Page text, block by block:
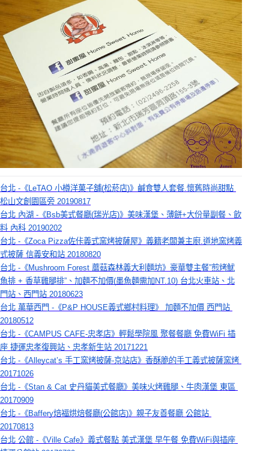
台北 -《LeTAO 小樽洋菓子舖(松菸店)》鹹食雙人套餐.懷舊時尚甜點
松山文創園區旁 20190817
台北 內湖 -《Bsb美式餐廳(瑞光店)》美味漢堡、薄餅+大份量副餐、飲
料 內科 20190202
台北 -《Zoca Pizza佐佧義式窯烤披薩屋》義籍老闆兼主廚.道地窯烤義
式披薩 信義安和站 20180820
台北 -《Mushroom Forest 蘑菇森林義大利麵坊》豪華雙主餐”煎烤魷
魚排 + 香草雞腿排”、加麵不加價(墨魚麵需加NT.10) 台北火車站、北
門站、西門站 20180623
台北 萬華西門 -《P&P HOUSE義式鄉村料理》 加麵不加價 西門站
20180512
台北 -《CAMPUS CAFE-忠孝店》輕鬆學院風 聚餐餐廳 免費WiFi 插
座 捷運忠孝復興站、忠孝新生站 20171221
台北 -《Alleycat’s 手工窯烤披薩-京站店》香酥脆的手工義式披薩窯烤
20171026
台北 -《Stan & Cat 史丹貓美式餐廳》美味火烤雞腿、牛肉漢堡 東區
20170909
台北 -《Baffery焙福烘焙餐廳(公館店)》親子友善餐廳 公館站
20170813
台北 公館 -《Ville Cafe》義式餐點 美式漢堡 早午餐 免費WiFi與插座